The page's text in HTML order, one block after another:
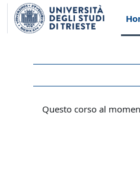
Vai al contenuto principale
Questo corso al